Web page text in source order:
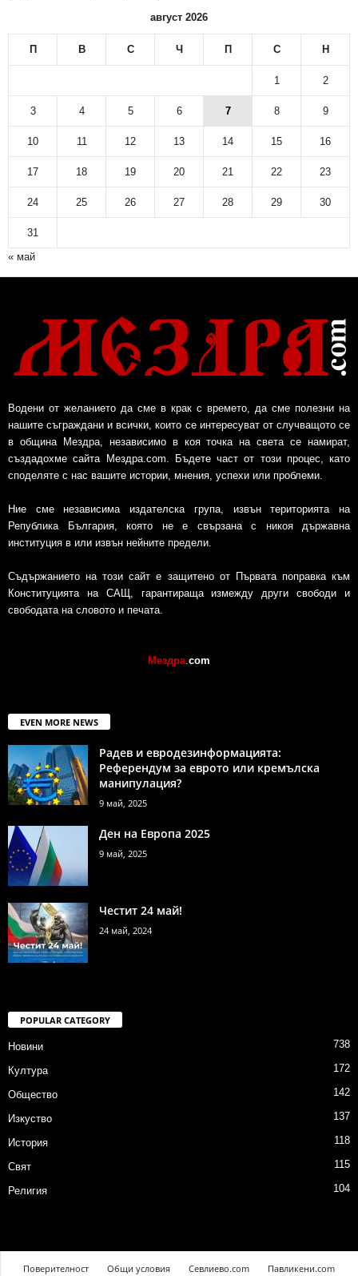
август 2026
П В С Ч П С Н
1 2
3 4 5 6 7 8 9
10 11 12 13 14 15 16
17 18 19 20 21 22 23
24 25 26 27 28 29 30
31
« май
Водени от желанието да сме в крак с времето, да сме полезни на
нашите съграждани и всички, които се интересуват от случващото се
в община Мездра, независимо в коя точка на света се намират,
създадохме сайта Мездра.com. Бъдете част от този процес, като
споделяте с нас вашите истории, мнения, успехи или проблеми.
Ние сме независима издателска група, извън територията на
Република България, която не е свързана с никоя държавна
институция в или извън нейните предели.
Съдържанието на този сайт е защитено от Първата поправка към
Конституцията на САЩ, гарантираща измежду други свободи и
свободата на словото и печата.
Мездра.com
EVEN MORE NEWS
Радев и евродезинформацията:
Референдум за еврото или кремълска
манипулация?
9 май, 2025
Ден на Европа 2025
9 май, 2025
Честит 24 май!
24 май, 2024
POPULAR CATEGORY
Новини 738
Култура 172
Общество 142
Изкуство 137
История 118
Свят 115
Религия 104
Поверителност Общи условия Севлиево.com Павликени.com